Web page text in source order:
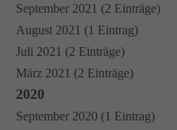
September 2021 (2 Einträge)
August 2021 (1 Eintrag)
Juli 2021 (2 Einträge)
März 2021 (2 Einträge)
2020
September 2020 (1 Eintrag)